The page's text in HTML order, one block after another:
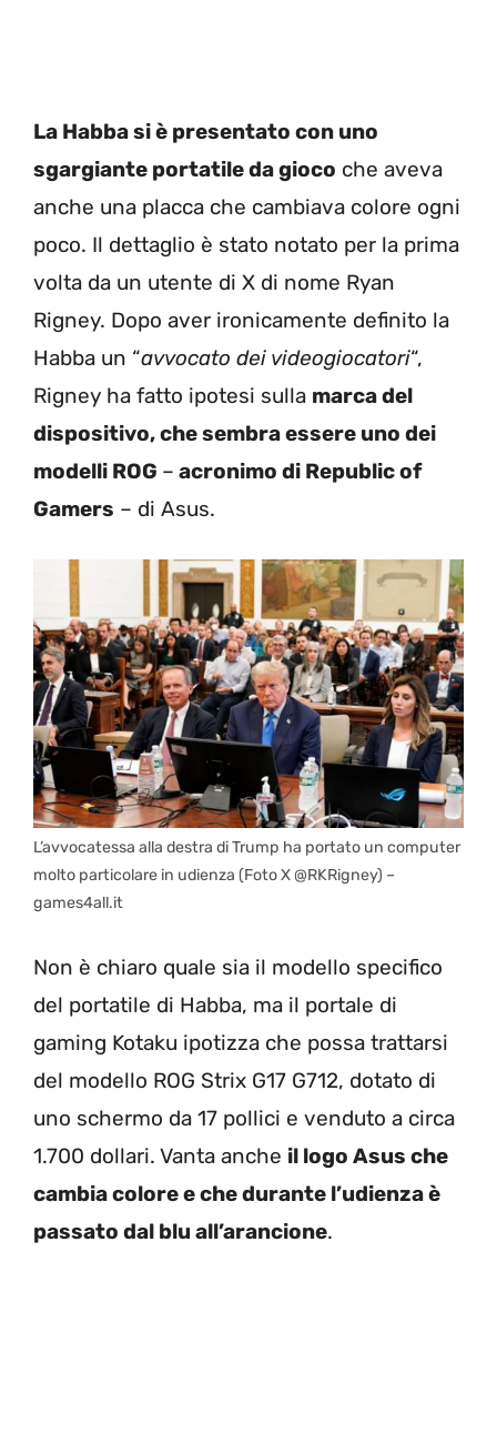
La Habba si è presentato con uno
sgargiante portatile da gioco che aveva
anche una placca che cambiava colore ogni
poco. Il dettaglio è stato notato per la prima
volta da un utente di X di nome Ryan
Rigney. Dopo aver ironicamente definito la
Habba un “avvocato dei videogiocatori“,
Rigney ha fatto ipotesi sulla marca del
dispositivo, che sembra essere uno dei
modelli ROG – acronimo di Republic of
Gamers – di Asus.
L’avvocatessa alla destra di Trump ha portato un computer
molto particolare in udienza (Foto X @RKRigney) –
games4all.it
Non è chiaro quale sia il modello specifico
del portatile di Habba, ma il portale di
gaming Kotaku ipotizza che possa trattarsi
del modello ROG Strix G17 G712, dotato di
uno schermo da 17 pollici e venduto a circa
1.700 dollari. Vanta anche il logo Asus che
cambia colore e che durante l’udienza è
passato dal blu all’arancione.